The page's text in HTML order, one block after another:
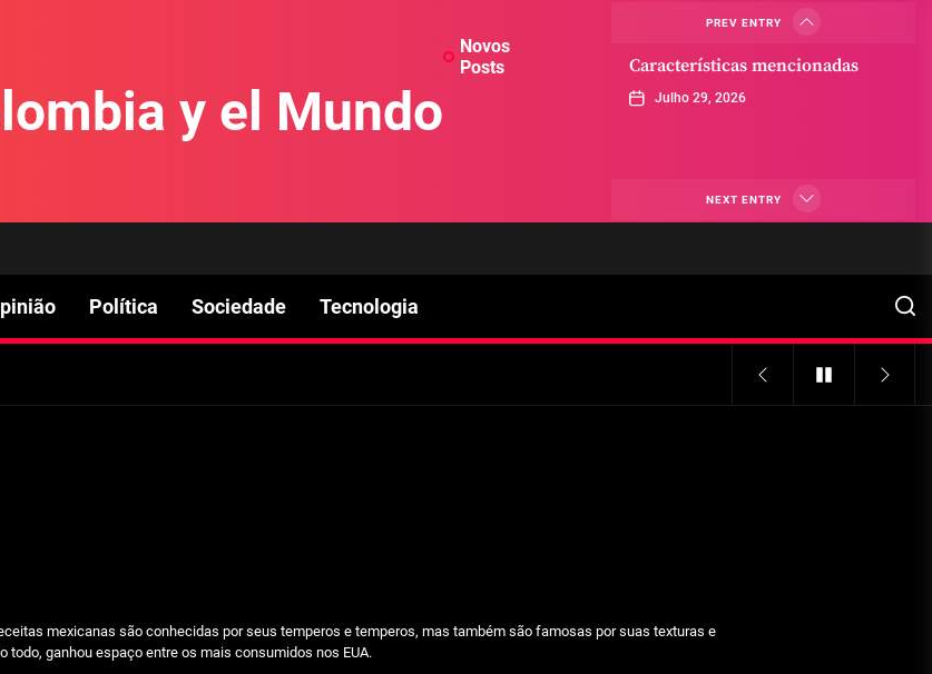
y el Mundo
Novos
Posts
PREV ENTRY
Características mencionadas
Julho 29, 2026
Máquinas de jogo online
Tiki Tumble são grandes
Características mencionadas
NEXT ENTRY
Política Sociedade Tecnologia
mexicanas são conhecidas por seus temperos e temperos, mas também são famosas por suas texturas e
ganhou espaço entre os mais consumidos nos EUA.